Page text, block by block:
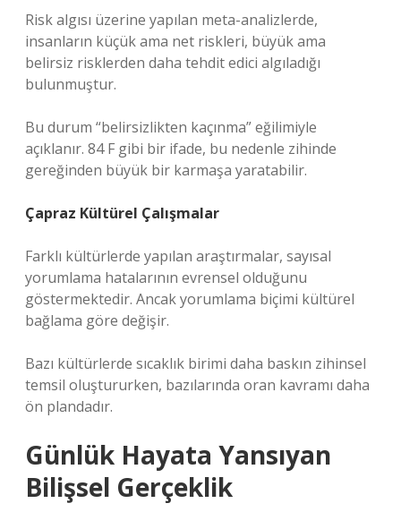
Risk algısı üzerine yapılan meta-analizlerde,
insanların küçük ama net riskleri, büyük ama
belirsiz risklerden daha tehdit edici algıladığı
bulunmuştur.
Bu durum “belirsizlikten kaçınma” eğilimiyle
açıklanır. 84 F gibi bir ifade, bu nedenle zihinde
gereğinden büyük bir karmaşa yaratabilir.
Çapraz Kültürel Çalışmalar
Farklı kültürlerde yapılan araştırmalar, sayısal
yorumlama hatalarının evrensel olduğunu
göstermektedir. Ancak yorumlama biçimi kültürel
bağlama göre değişir.
Bazı kültürlerde sıcaklık birimi daha baskın zihinsel
temsil oluştururken, bazılarında oran kavramı daha
ön plandadır.
Günlük Hayata Yansıyan
Bilişsel Gerçeklik